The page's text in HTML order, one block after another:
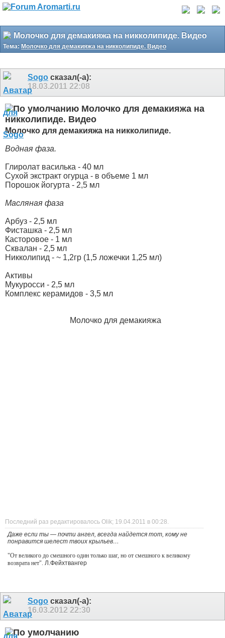
Молочко для демакияжа на никколипиде. Видео
Тема: Молочко для демакияжа на никколипиде. Видео
Sogo сказал(-а):
18.03.2011 22:08
Молочко для демакияжа на
никколипиде. Видео
Молочко для демакияжа на никколипиде.
Водная фаза.
Глиролат василька - 40 мл
Сухой экстракт огурца - в объеме 1 мл
Порошок йогурта - 2,5 мл
Масляная фаза
Арбуз - 2,5 мл
Фисташка - 2,5 мл
Касторовое - 1 мл
Сквалан - 2,5 мл
Никколипид - ~ 1,2гр (1,5 ложечки 1,25 мл)
Активы
Мукуросси - 2,5 мл
Комплекс керамидов - 3,5 мл
Молочко для демакияжа
Последний раз редактировалось Olik; 19.04.2011 в 00:28.
Даже если ты — почти ангел, всегда найдется тот, кому не
понравится шелест твоих крыльев…
"От великого до смешного один только шаг, но от смешного к великому
возврата нет". Л.Фейхтвангер
Sogo сказал(-а):
16.03.2012 22:30